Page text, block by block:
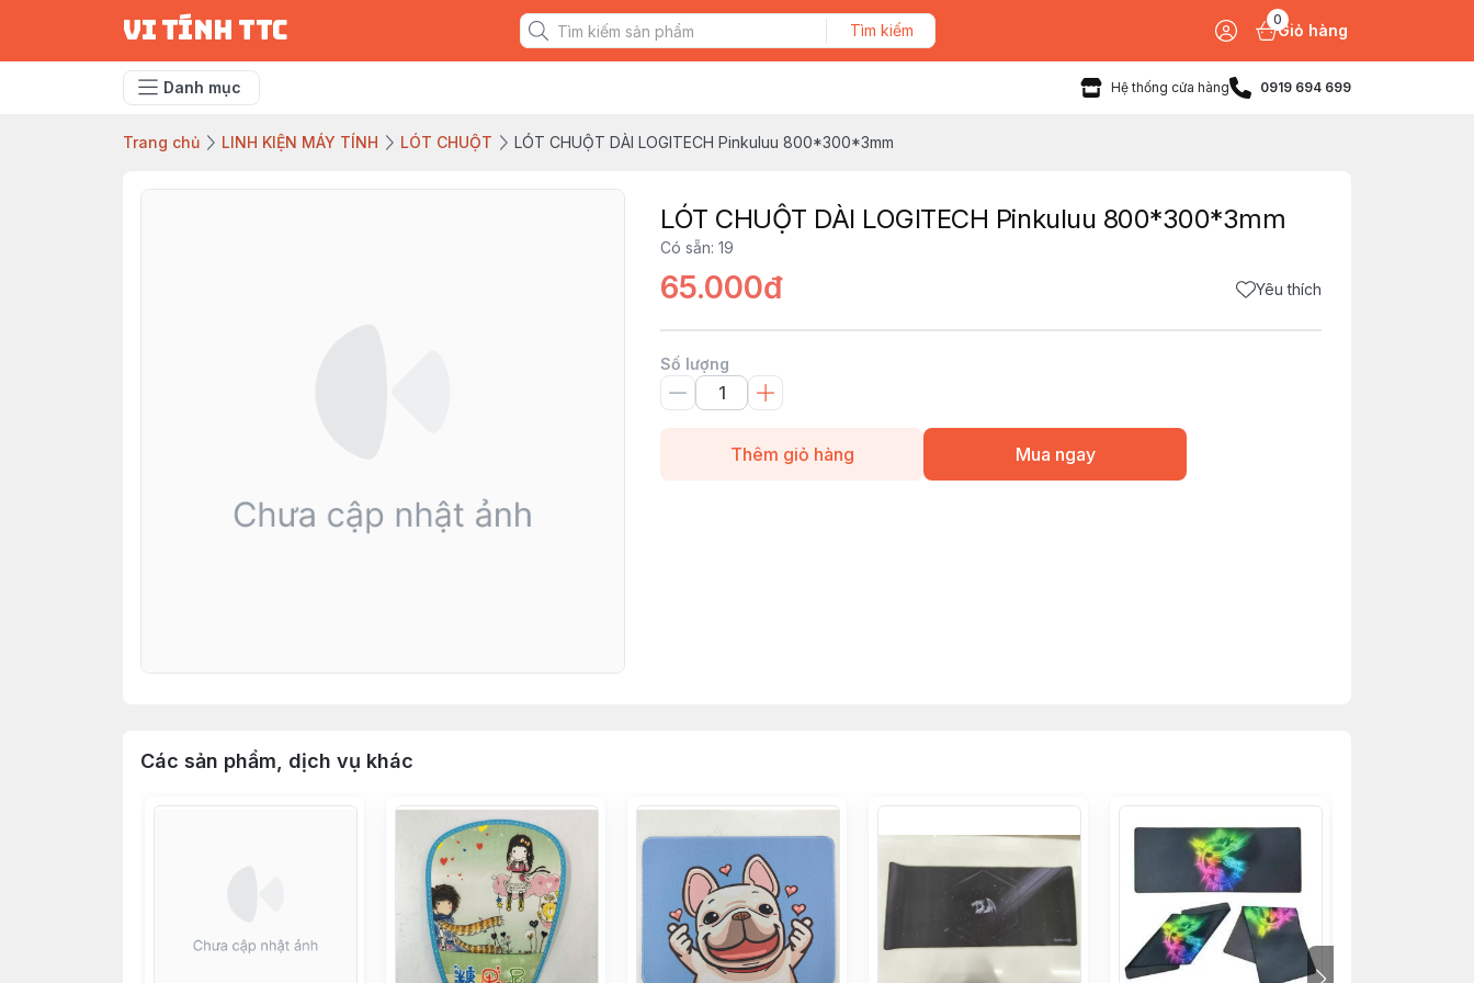
vi tính ttc Tìm kiếm
0
Giỏ hàng
Danh mục Hệ thống cửa hàng 0919 694 699
Trang chủ LINH KIỆN MÁY TÍNH LÓT CHUỘT LÓT CHUỘT DÀI LOGITECH Pinkuluu 800*300*3mm
LÓT CHUỘT DÀI LOGITECH Pinkuluu 800*300*3mm
Có sẵn: 19
65.000đ Yêu thích
Số lượng
Thêm giỏ hàng Mua ngay
Các sản phẩm, dịch vụ khác